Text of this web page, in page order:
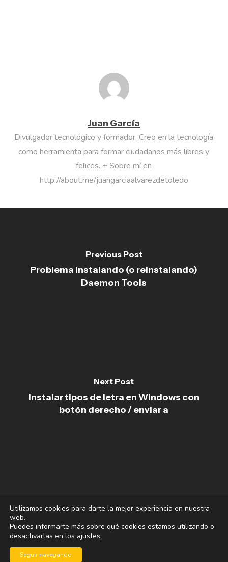
Juan García
Divulgador tecnológico y formador. Creo en la tecnología
como herramienta para formar ciudadanos más libres y
felices. + Sobre mí en
http://about.me/juangarciaalvarezdetoledo
Previous Post
Problema instalando (o reinstalando)
Daemon Tools
Next Post
Instalar tipos de letra en Windows con
botón derecho / enviar a
Utilizamos cookies para darte la mejor experiencia en nuestra
web.
Puedes informarte más sobre qué cookies estamos utilizando o
desactivarlas en los ajustes.
Seguir navegando